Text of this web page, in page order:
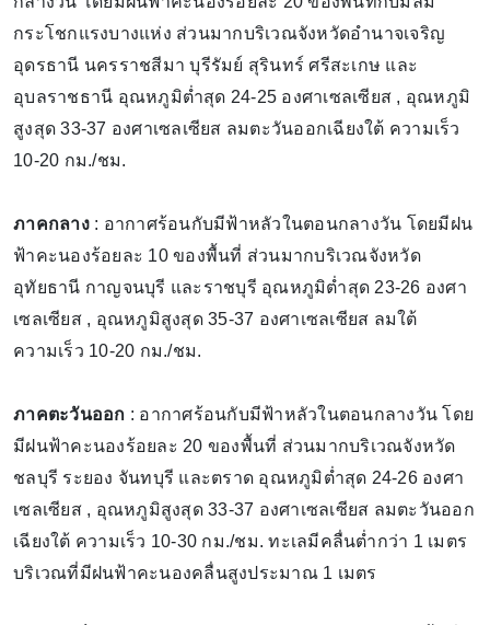
กระโชกแรงบางแห่ง ส่วนมากบริเวณจังหวัดอำนาจเจริญ
อุดรธานี นครราชสีมา บุรีรัมย์ สุรินทร์ ศรีสะเกษ และ
อุบลราชธานี อุณหภูมิต่ำสุด 24-25 องศาเซลเซียส , อุณหภูมิ
สูงสุด 33-37 องศาเซลเซียส ลมตะวันออกเฉียงใต้ ความเร็ว
10-20 กม./ชม.
ภาคกลาง: อากาศร้อนกับมีฟ้าหลัวในตอนกลางวัน โดยมีฝน
ฟ้าคะนองร้อยละ 10 ของพื้นที่ ส่วนมากบริเวณจังหวัด
อุทัยธานี กาญจนบุรี และราชบุรี อุณหภูมิต่ำสุด 23-26 องศา
เซลเซียส , อุณหภูมิสูงสุด 35-37 องศาเซลเซียส ลมใต้
ความเร็ว 10-20 กม./ชม.
ภาคตะวันออก : อากาศร้อนกับมีฟ้าหลัวในตอนกลางวัน โดย
มีฝนฟ้าคะนองร้อยละ 20 ของพื้นที่ ส่วนมากบริเวณจังหวัด
ชลบุรี ระยอง จันทบุรี และตราด อุณหภูมิต่ำสุด 24-26 องศา
เซลเซียส , อุณหภูมิสูงสุด 33-37 องศาเซลเซียส ลมตะวันออก
เฉียงใต้ ความเร็ว 10-30 กม./ชม. ทะเลมีคลื่นต่ำกว่า 1 เมตร
บริเวณที่มีฝนฟ้าคะนองคลื่นสูงประมาณ 1 เมตร